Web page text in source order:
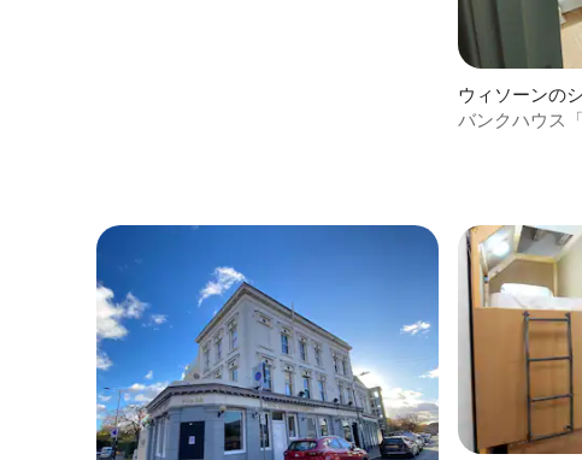
ウィソーンの
バンクハウス